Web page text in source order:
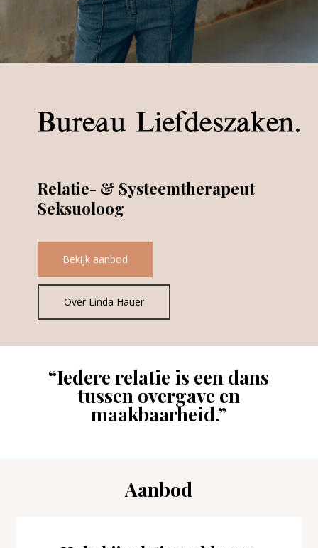
Relatie- & Systeemtherapeut
Seksuoloog
Bekijk aanbod
Over Linda Hauer
“Iedere relatie is een dans
tussen overgave en
maakbaarheid.”
Aanbod